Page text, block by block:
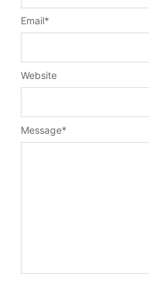
Message*
Email*
Website